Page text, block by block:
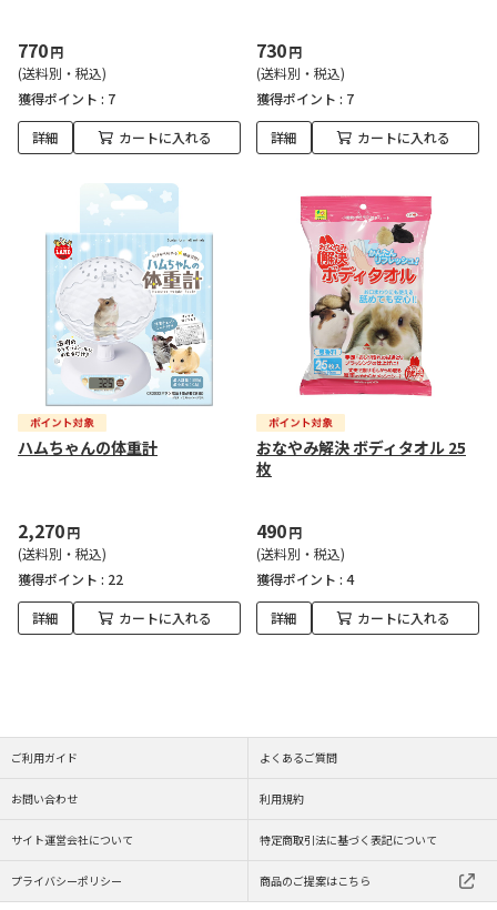
770円
(送料別・税込)
獲得ポイント : 7
詳細 カートに入れる
730円
(送料別・税込)
獲得ポイント : 7
詳細 カートに入れる
ハムちゃんの体重計
2,270円
(送料別・税込)
獲得ポイント : 22
詳細 カートに入れる
おなやみ解決 ボディタオル 25
枚
490円
(送料別・税込)
獲得ポイント : 4
詳細 カートに入れる
ご利用ガイド よくあるご質問
お問い合わせ 利用規約
サイト運営会社について 特定商取引法に基づく表記について
プライバシーポリシー 商品のご提案はこちら